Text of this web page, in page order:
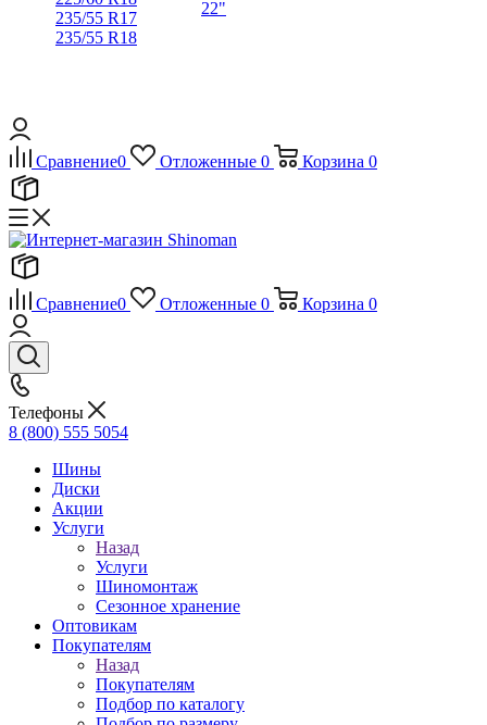
235/55 R17
235/55 R18
22"
Сравнение0 Отложенные 0 Корзина 0
Сравнение0 Отложенные 0 Корзина 0
Телефоны
8 (800) 555 5054
Шины
Диски
Акции
Услуги
Назад
Услуги
Шиномонтаж
Сезонное хранение
Оптовикам
Покупателям
Назад
Покупателям
Подбор по каталогу